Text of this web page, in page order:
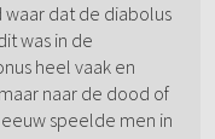
waar dat de diabolus
was in de
heel vaak en
naar de dood of
speelde men in